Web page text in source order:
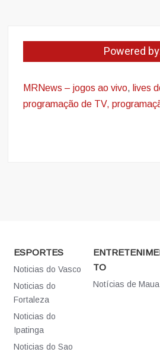
Powered
MRNews – jogos ao vivo, lives
programação de TV,
ESPORTES
Noticias do Vasco
Noticias do
Fortaleza
Noticias do
Ipatinga
Noticias do Sao
TO
Notícias de Maua